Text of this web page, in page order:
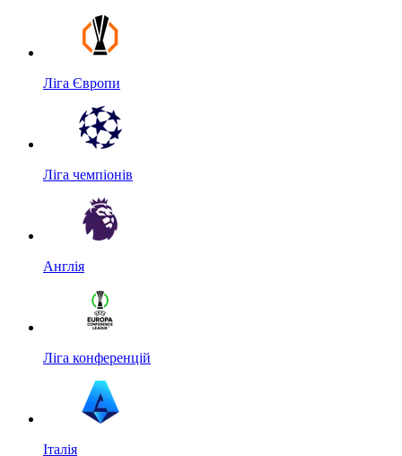
Ліга Європи
Ліга чемпіонів
Англія
Ліга конференцій
Італія